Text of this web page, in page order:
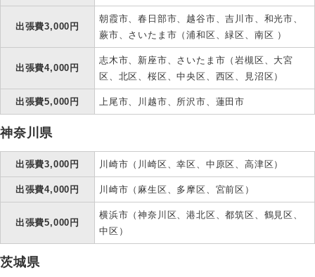
出張費3,000円
朝霞市、春日部市、越谷市、吉川市、和光市、
蕨市、さいたま市（浦和区、緑区、南区 ）
出張費4,000円
志木市、新座市、さいたま市（岩槻区、大宮
区、北区、桜区、中央区、西区、見沼区）
出張費5,000円 上尾市、川越市、所沢市、蓮田市
神奈川県
出張費3,000円 川崎市（川崎区、幸区、中原区、高津区）
出張費4,000円 川崎市（麻生区、多摩区、宮前区）
出張費5,000円
横浜市（神奈川区、港北区、都筑区、鶴見区、
中区）
茨城県